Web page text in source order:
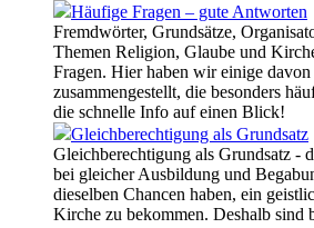
Häufige Fragen – gute Antworten
Fremdwörter, Grundsätze,
Themen Religion, Glaube und
Fragen. Hier haben wir einige
zusammengestellt, die besonders
die schnelle Info auf einen Blick!
Gleichberechtigung als Grundsatz
Gleichberechtigung als Grundsatz -
bei gleicher Ausbildung und
dieselben Chancen haben, ein
Kirche zu bekommen. Deshalb sind